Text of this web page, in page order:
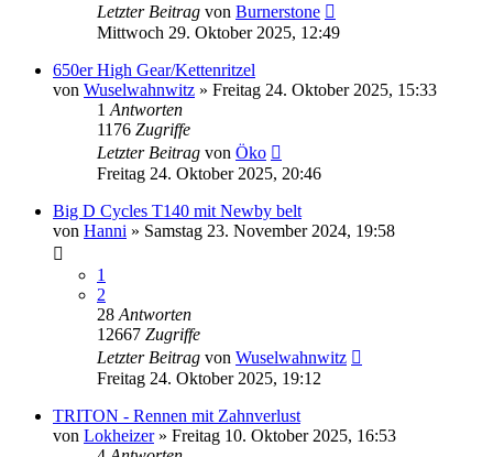
Letzter Beitrag von Burnerstone
Mittwoch 29. Oktober 2025, 12:49
650er High Gear/Kettenritzel
von Wuselwahnwitz » Freitag 24. Oktober 2025, 15:33
1 Antworten
1176 Zugriffe
Letzter Beitrag von Öko
Freitag 24. Oktober 2025, 20:46
Big D Cycles T140 mit Newby belt
von Hanni » Samstag 23. November 2024, 19:58
1
2
28 Antworten
12667 Zugriffe
Letzter Beitrag von Wuselwahnwitz
Freitag 24. Oktober 2025, 19:12
TRITON - Rennen mit Zahnverlust
von Lokheizer» Freitag 10. Oktober 2025, 16:53